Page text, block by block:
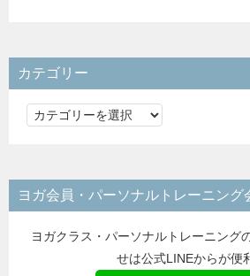
カテゴリー
カ
リ
ー
ヨガ会員・パーソナルトレーニング
ヨガクラス・パーソナルトレーニング
せは公式LINEからが便